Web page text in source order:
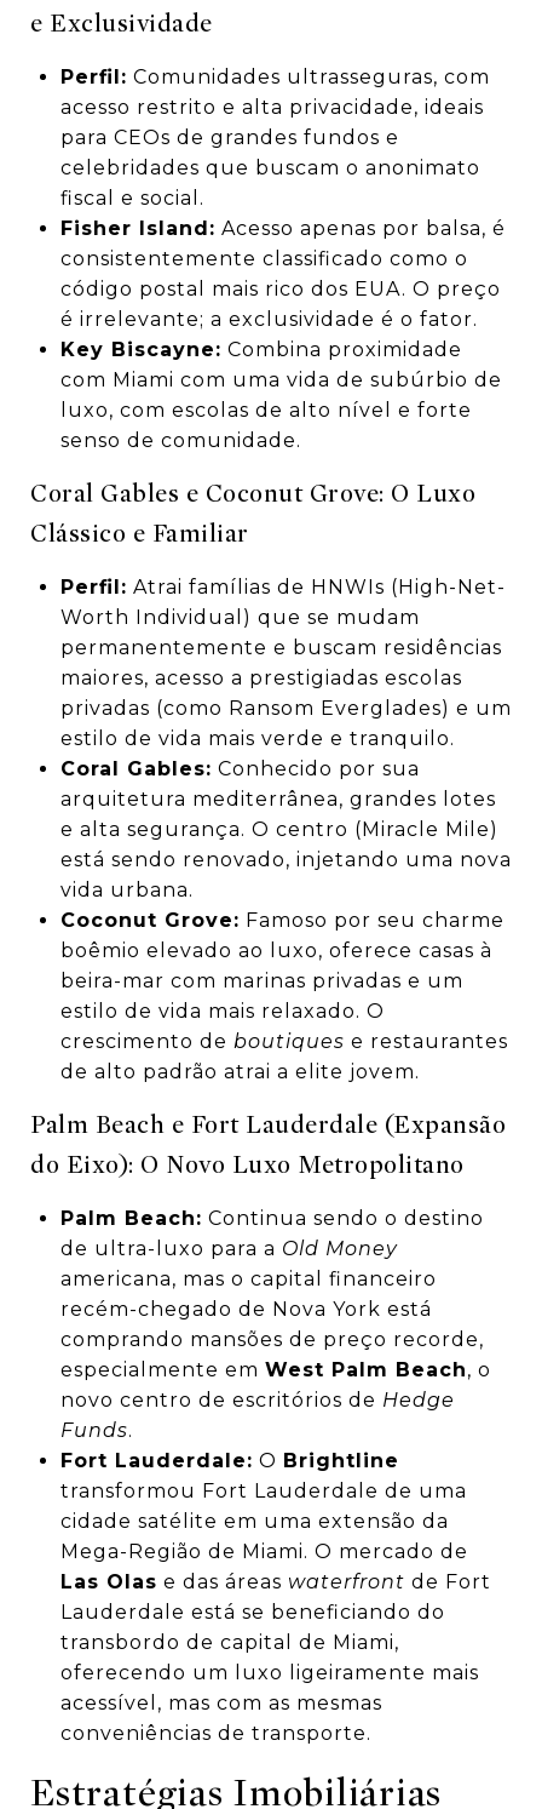
e Exclusividade
Perfil: Comunidades ultrasseguras, com
acesso restrito e alta privacidade, ideais
para CEOs de grandes fundos e
celebridades que buscam o anonimato
fiscal e social.
Fisher Island: Acesso apenas por balsa, é
consistentemente classificado como o
código postal mais rico dos EUA. O preço
é irrelevante; a exclusividade é o fator.
Key Biscayne: Combina proximidade
com Miami com uma vida de subúrbio de
luxo, com escolas de alto nível e forte
senso de comunidade.
Coral Gables e Coconut Grove: O Luxo
Clássico e Familiar
Perfil: Atrai famílias de HNWIs (High-Net-
Worth Individual) que se mudam
permanentemente e buscam residências
maiores, acesso a prestigiadas escolas
privadas (como Ransom Everglades) e um
estilo de vida mais verde e tranquilo.
Coral Gables: Conhecido por sua
arquitetura mediterrânea, grandes lotes
e alta segurança. O centro (Miracle Mile)
está sendo renovado, injetando uma nova
vida urbana.
Coconut Grove: Famoso por seu charme
boêmio elevado ao luxo, oferece casas à
beira-mar com marinas privadas e um
estilo de vida mais relaxado. O
crescimento de boutiques e restaurantes
de alto padrão atrai a elite jovem.
Palm Beach e Fort Lauderdale (Expansão
do Eixo): O Novo Luxo Metropolitano
Palm Beach: Continua sendo o destino
de ultra-luxo para a Old Money
americana, mas o capital financeiro
recém-chegado de Nova York está
comprando mansões de preço recorde,
especialmente em West Palm Beach, o
novo centro de escritórios de Hedge
Funds.
Fort Lauderdale: O Brightline
transformou Fort Lauderdale de uma
cidade satélite em uma extensão da
Mega-Região de Miami. O mercado de
Las Olas e das áreas waterfront de Fort
Lauderdale está se beneficiando do
transbordo de capital de Miami,
oferecendo um luxo ligeiramente mais
acessível, mas com as mesmas
conveniências de transporte.
Estratégias Imobiliárias